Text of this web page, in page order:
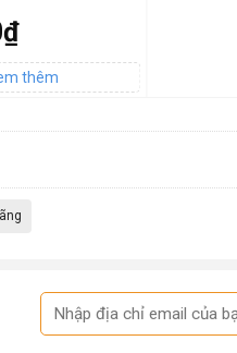
₫